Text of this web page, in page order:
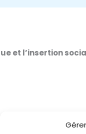
et l’insertion